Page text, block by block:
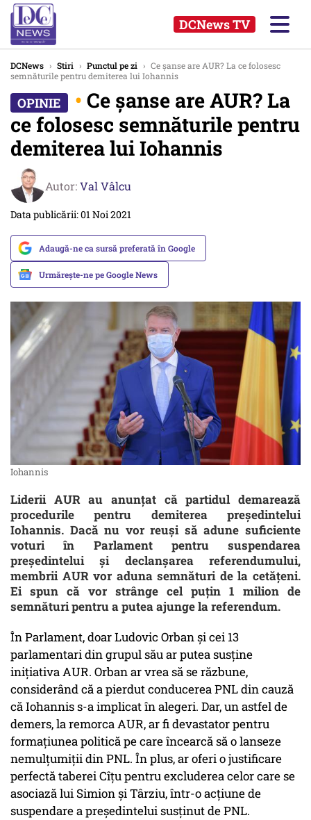
DCNews TV
DCNews › Stiri › Punctul pe zi › Ce șanse are AUR? La ce folosesc
semnăturile pentru demiterea lui Iohannis
• Ce șanse are AUR? La
ce folosesc semnăturile pentru
demiterea lui Iohannis
Autor:Val Vâlcu
Data publicării: 01 Noi 2021
Adaugă-ne ca sursă preferată în Google
Urmărește-ne pe Google News
Iohannis
Liderii AUR au anunțat că partidul demarează
procedurile pentru demiterea președintelui
Iohannis. Dacă nu vor reuși să adune suficiente
voturi în Parlament pentru suspendarea
președintelui și declanșarea referendumului,
membrii AUR vor aduna semnături de la cetățeni.
Ei spun că vor strânge cel puțin 1 milion de
semnături pentru a putea ajunge la referendum.
În Parlament, doar Ludovic Orban și cei 13
parlamentari din grupul său ar putea susține
inițiativa AUR. Orban ar vrea să se răzbune,
considerând că a pierdut conducerea PNL din cauză
că Iohannis s-a implicat în alegeri. Dar, un astfel de
demers, la remorca AUR, ar fi devastator pentru
formațiunea politică pe care încearcă să o lanseze
nemulțumiții din PNL. În plus, ar oferi o justificare
perfectă taberei Cîțu pentru excluderea celor care se
asociază lui Simion și Târziu, într-o acțiune de
suspendare a președintelui susținut de PNL.